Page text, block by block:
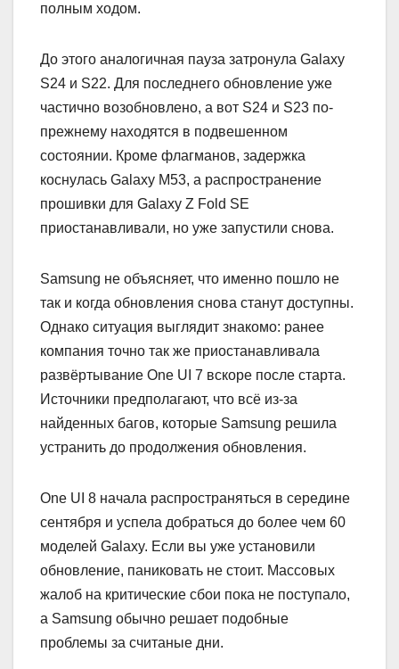
полным ходом.
До этого аналогичная пауза затронула Galaxy
S24 и S22. Для последнего обновление уже
частично возобновлено, а вот S24 и S23 по-
прежнему находятся в подвешенном
состоянии. Кроме флагманов, задержка
коснулась Galaxy M53, а распространение
прошивки для Galaxy Z Fold SE
приостанавливали, но уже запустили снова.
Samsung не объясняет, что именно пошло не
так и когда обновления снова станут доступны.
Однако ситуация выглядит знакомо: ранее
компания точно так же приостанавливала
развёртывание One UI 7 вскоре после старта.
Источники предполагают, что всё из-за
найденных багов, которые Samsung решила
устранить до продолжения обновления.
One UI 8 начала распространяться в середине
сентября и успела добраться до более чем 60
моделей Galaxy. Если вы уже установили
обновление, паниковать не стоит. Массовых
жалоб на критические сбои пока не поступало,
а Samsung обычно решает подобные
проблемы за считаные дни.